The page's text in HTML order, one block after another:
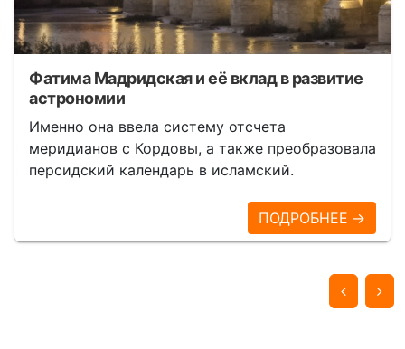
Фатима Мадридская и её вклад в развитие
астрономии
Именно она ввела систему отсчета
меридианов с Кордовы, а также преобразовала
персидский календарь в исламский.
ПОДРОБНЕЕ →